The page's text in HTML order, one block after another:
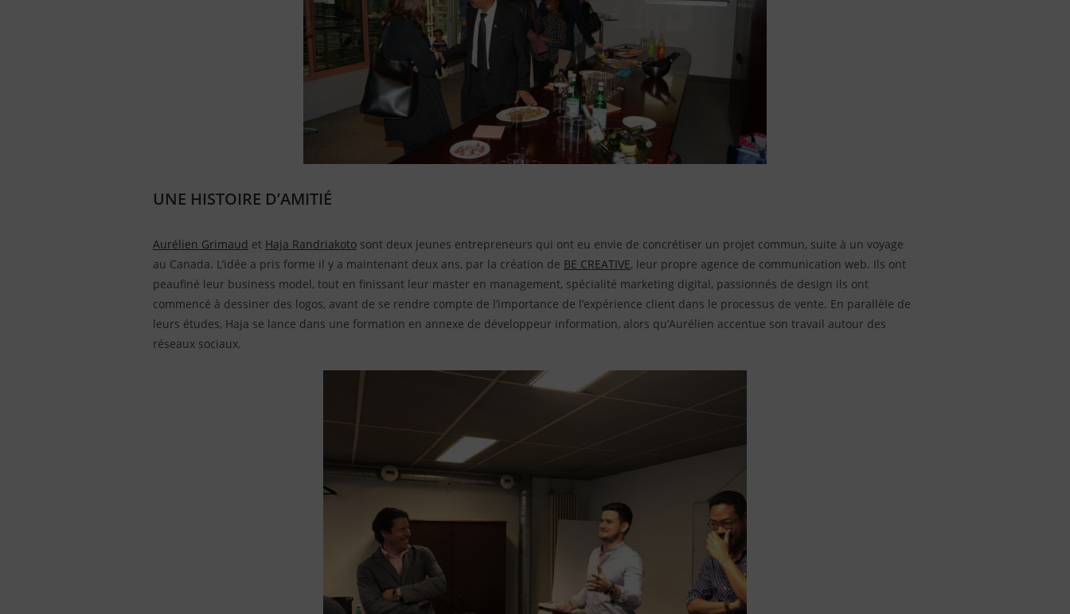
UNE HISTOIRE D’AMITIÉ
Aurélien Grimaud et Haja Randriakoto sont deux jeunes entrepreneurs qui ont eu envie de concrétiser un projet commun, suite à un voyage
au Canada. L’idée a pris forme il y a maintenant deux ans, par la création de BE CREATIVE, leur propre agence de communication web. Ils ont
peaufiné leur business model, tout en finissant leur master en management, spécialité marketing digital, passionnés de design ils ont
commencé à dessiner des logos, avant de se rendre compte de l’importance de l’expérience client dans le processus de vente. En parallèle de
leurs études, Haja se lance dans une formation en annexe de développeur information, alors qu’Aurélien accentue son travail autour des
réseaux sociaux.